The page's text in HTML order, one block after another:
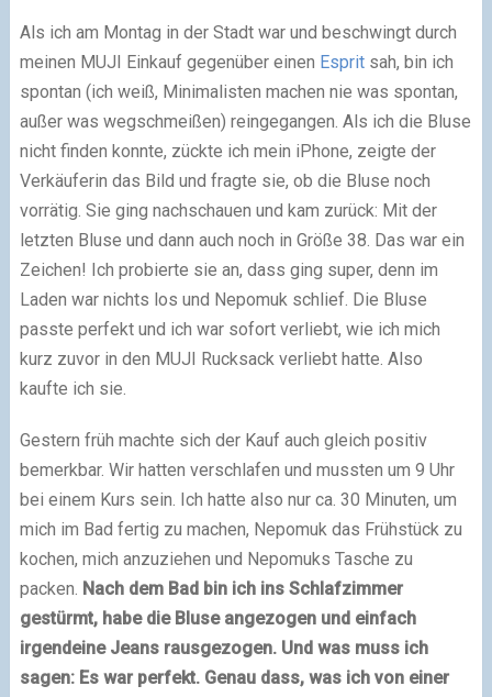
Als ich am Montag in der Stadt war und beschwingt durch
meinen MUJI Einkauf gegenüber einen Espritsah, bin ich
spontan (ich weiß, Minimalisten machen nie was spontan,
außer was wegschmeißen) reingegangen. Als ich die Bluse
nicht finden konnte, zückte ich mein iPhone, zeigte der
Verkäuferin das Bild und fragte sie, ob die Bluse noch
vorrätig. Sie ging nachschauen und kam zurück: Mit der
letzten Bluse und dann auch noch in Größe 38. Das war ein
Zeichen! Ich probierte sie an, dass ging super, denn im
Laden war nichts los und Nepomuk schlief. Die Bluse
passte perfekt und ich war sofort verliebt, wie ich mich
kurz zuvor in den MUJI Rucksack verliebt hatte. Also
kaufte ich sie.
Gestern früh machte sich der Kauf auch gleich positiv
bemerkbar. Wir hatten verschlafen und mussten um 9 Uhr
bei einem Kurs sein. Ich hatte also nur ca. 30 Minuten, um
mich im Bad fertig zu machen, Nepomuk das Frühstück zu
kochen, mich anzuziehen und Nepomuks Tasche zu
packen. Nach dem Bad bin ich ins Schlafzimmer
gestürmt, habe die Bluse angezogen und einfach
irgendeine Jeans rausgezogen. Und was muss ich
sagen: Es war perfekt. Genau dass, was ich von einer